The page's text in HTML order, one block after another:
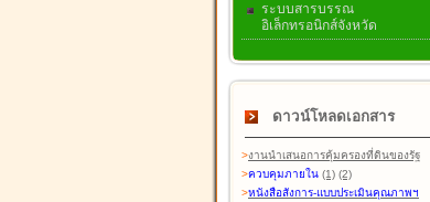
ระบบสารบรรณ
อิเล็กทรอนิกส์จังหวัด
ดาวน์โหลดเอกสาร
>งานนำเสนอการคุ้มครองที่ดินของรัฐ
>ควบคุมภายใน (1) (2)
>หนังสือสังการ-แบบประเมินคุณภาพฯ